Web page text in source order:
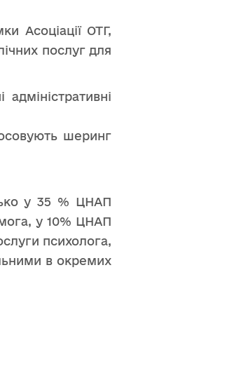
Асоціації ОТГ,
послуг для
шеринг
у 35 % ЦНАП
у 10% ЦНАП
психолога,
в окремих